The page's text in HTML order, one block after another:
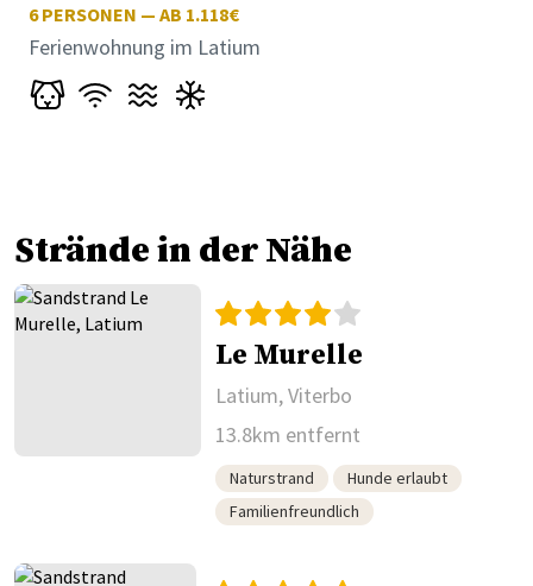
6PERSONEN — AB 1.118€
Ferienwohnung im Latium
Strände in der Nähe
Le Murelle
Latium, Viterbo
13.8km entfernt
Naturstrand
Hunde erlaubt
Familienfreundlich